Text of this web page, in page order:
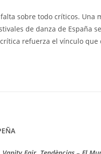
falta sobre todo críticos.
de danza de España
refuerza el vínculo